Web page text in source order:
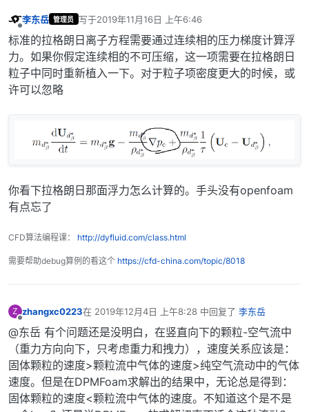
李东岳 管理员 写于2019年11月16日 上午6:46
最后由 编辑
标准的拉格朗日离子方程需要通过连续相的压力梯度计算浮
力。如果你假定连续相的不可压缩，这一项需要在拉格朗日
粒子中同时重新植入一下。对于粒子项密度更大的时候，或
许可以忽略
你看下拉格朗日那面浮力怎么计算的。手头没有openfoam
有点忘了
CFD算法编程课： http://dyfluid.com/class.html
需要帮助debug算例的看这个 https://cfd-china.com/topic/8018
Z
离线
zhangxc0223在 2019年12月4日 上午8:28 中回复了 李东岳
最后由 编辑
@东岳 有个问题还是没明白，在竖直向下的颗粒-空气流中
（重力方向向下，只考虑重力和拽力），速度关系应该是：
固体颗粒的速度>颗粒流中气体的速度>纯空气流动中的气体
速度。但是在DPMFoam求解出的结果中，无论总是得到：
固体颗粒的速度<颗粒流中气体的速度。不知道这个是不是